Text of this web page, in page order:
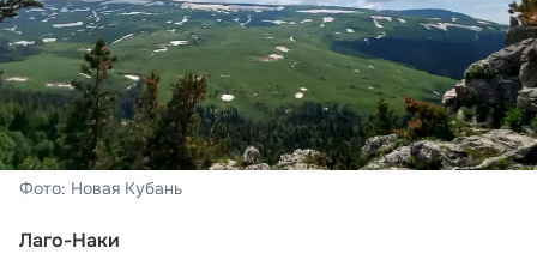
Фото: Новая Кубань
Лаго-Наки